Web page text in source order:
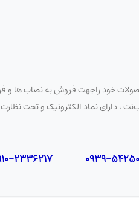
خود راجهت فروش به نصاب ها و
، دارای نماد الکترونیک و تحت